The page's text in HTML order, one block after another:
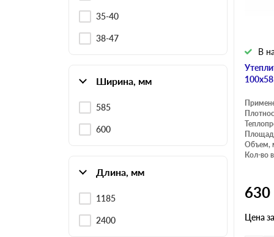
35-40
38-47
Ширина, мм
585
600
Длина, мм
1185
2400
В
Объем,
Кол-во
630
Цена за